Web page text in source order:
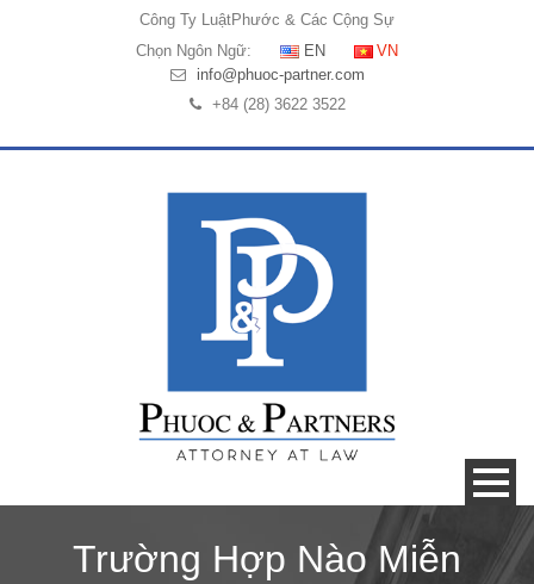
Công Ty LuậtPhước & Các Cộng Sự
Chọn Ngôn Ngữ:
EN
VN
info@phuoc-partner.com
+84 (28) 3622 3522
Trường Hợp Nào Miễn